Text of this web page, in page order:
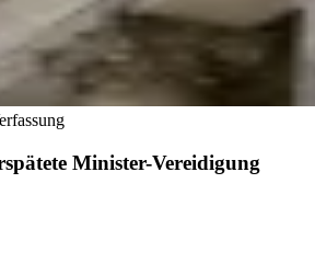
Minister-Vereidigung